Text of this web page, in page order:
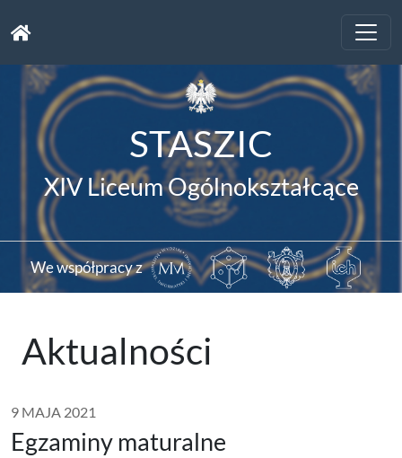
Toggle
STASZIC
XIV Liceum Ogólnokształcące
We współpracy z
Aktualności
9 MAJA 2021
Egzaminy maturalne